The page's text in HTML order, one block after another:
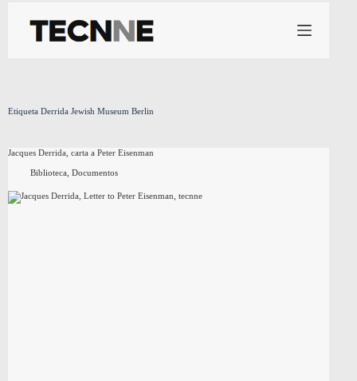
contenido
Etiqueta Derrida Jewish Museum Berlin
Jacques Derrida, carta a Peter Eisenman
Biblioteca, Documentos